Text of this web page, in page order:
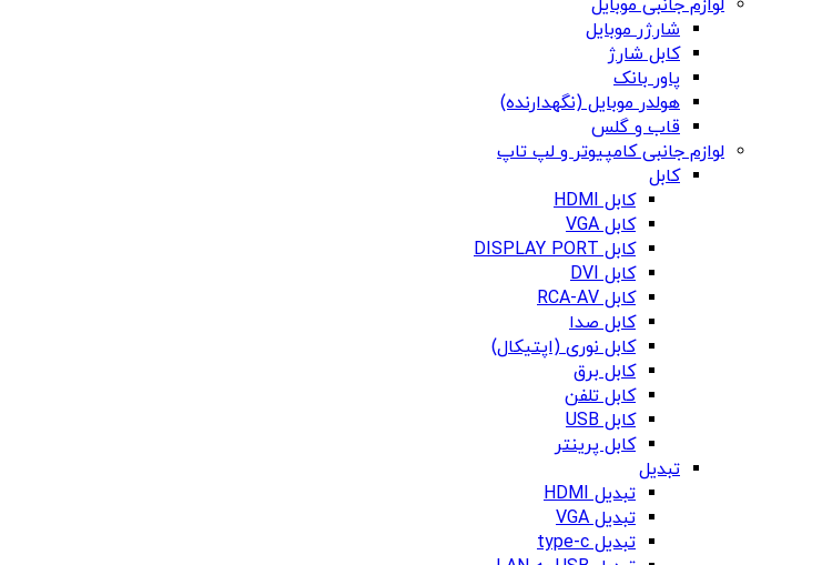
لوازم جانبی موبایل
شارژر موبایل
کابل شارژ
پاور بانک
هولدر موبایل (نگهدارنده)
قاب و گلس
لوازم جانبی کامپیوتر و لپ تاپ
کابل
کابل HDMI
کابل VGA
کابل DISPLAY PORT
کابل DVI
کابل RCA-AV
کابل صدا
کابل نوری (اپتیکال)
کابل برق
کابل تلفن
کابل USB
کابل پرینتر
تبدیل
تبدیل HDMI
تبدیل VGA
تبدیل type-c